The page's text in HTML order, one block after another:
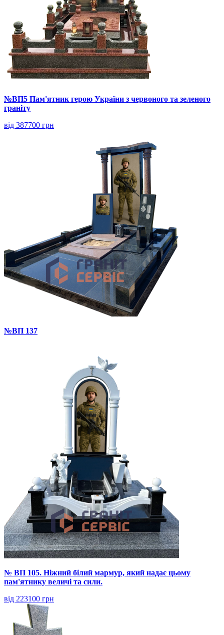
№ВП5 Пам'ятник герою України з червоного та зеленого
граніту
від 387700 грн
№ВП 137
№ ВП 105. Ніжний білий мармур, який надає цьому
пам'ятнику величі та сили.
від 223100 грн